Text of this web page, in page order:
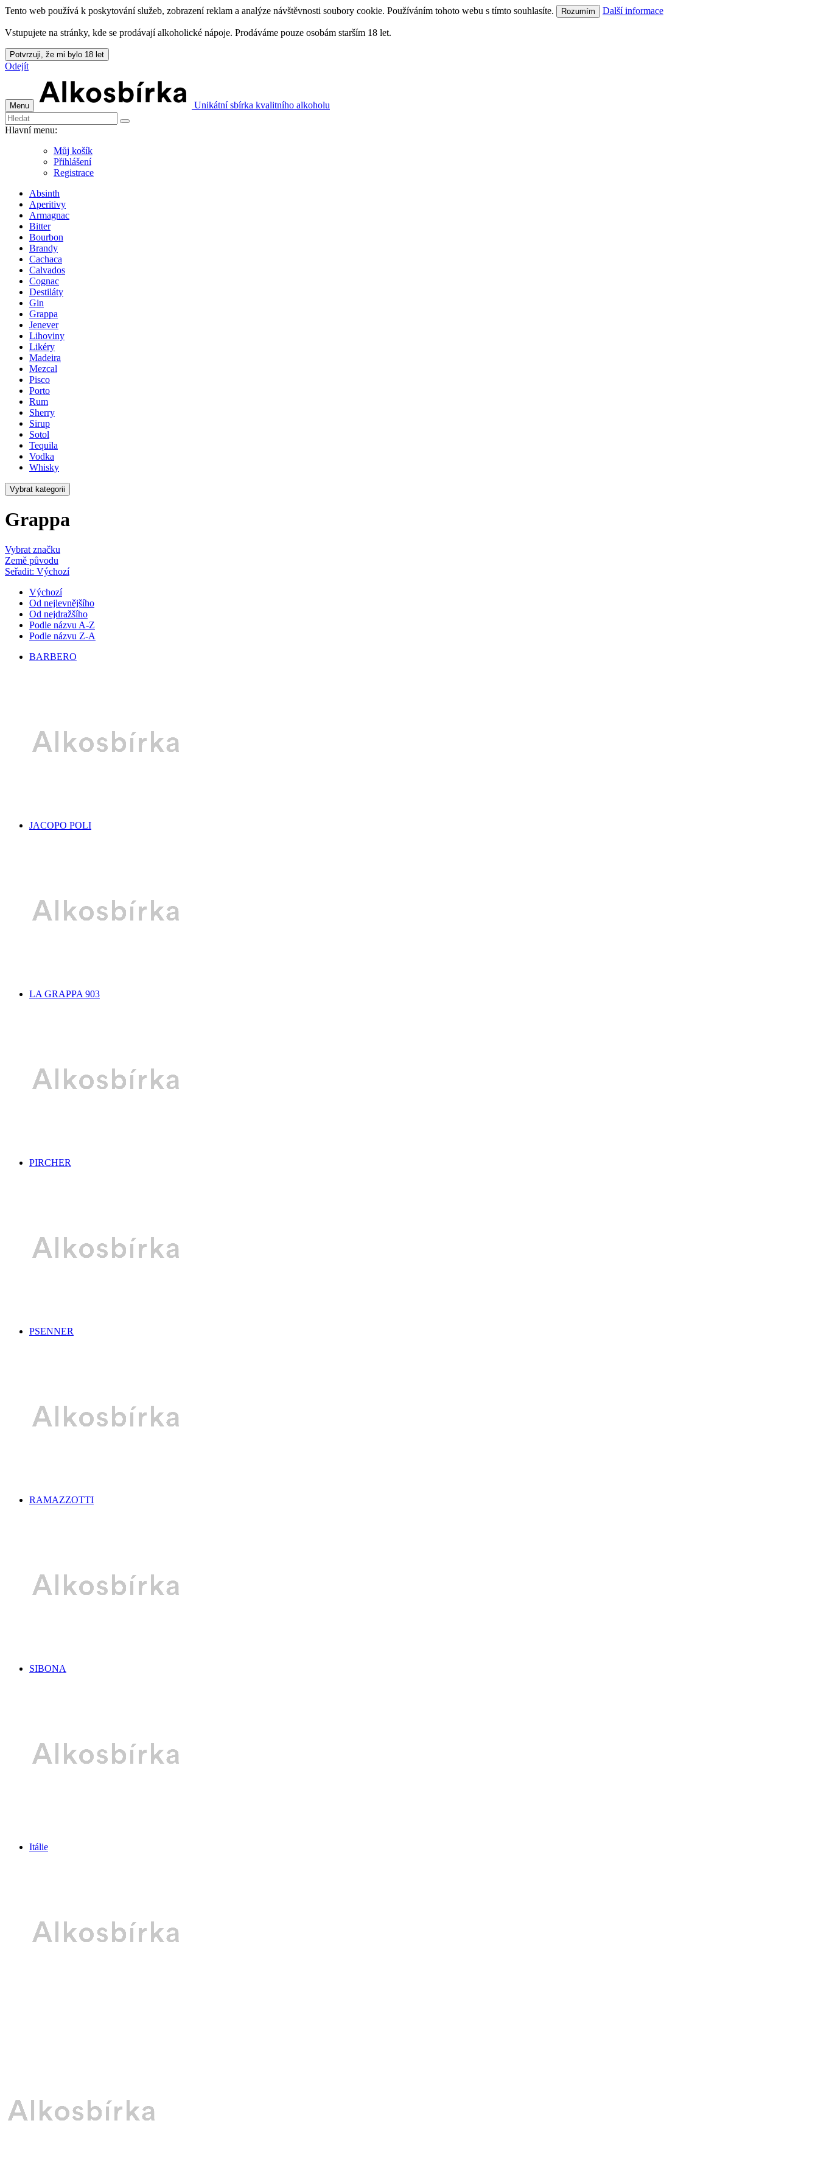
Tento web používá k poskytování služeb, zobrazení reklam a analýze návštěvnosti soubory cookie. Používáním tohoto webu s tímto souhlasíte. Rozumím Další informace
Vstupujete na stránky, kde se prodávají alkoholické nápoje. Prodáváme pouze osobám starším 18 let.
Potvrzuji, že mi bylo 18 let
Odejít
Menu Unikátní sbírka kvalitního alkoholu
Hlavní menu:
Můj košík
Přihlášení
Registrace
Absinth
Aperitivy
Armagnac
Bitter
Bourbon
Brandy
Cachaca
Calvados
Cognac
Destiláty
Gin
Grappa
Jenever
Lihoviny
Likéry
Madeira
Mezcal
Pisco
Porto
Rum
Sherry
Sirup
Sotol
Tequila
Vodka
Whisky
Vybrat kategorii
Grappa
Vybrat značku
Země původu
Seřadit: Výchozí
Výchozí
Od nejlevnějšího
Od nejdražšího
Podle názvu A-Z
Podle názvu Z-A
BARBERO
JACOPO POLI
LA GRAPPA 903
PIRCHER
PSENNER
RAMAZZOTTI
SIBONA
Itálie